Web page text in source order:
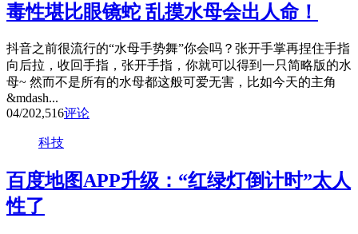
毒性堪比眼镜蛇 乱摸水母会出人命！
抖音之前很流行的“水母手势舞”你会吗？张开手掌再捏住手指
向后拉，收回手指，张开手指，你就可以得到一只简略版的水
母~ 然而不是所有的水母都这般可爱无害，比如今天的主角
&mdash...
04/202,516评论
科技
百度地图APP升级：“红绿灯倒计时”太人
性了